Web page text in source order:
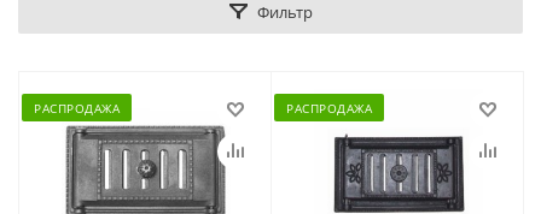
Фильтр
РАСПРОДАЖА РАСПРОДАЖА